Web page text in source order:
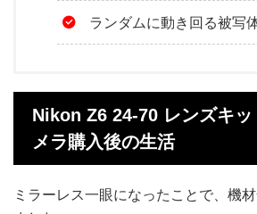
ランダムに動き回る被写
Nikon Z6 24-70 レンズキッ
メラ購入後の生活
ミラーレス一眼になったことで、機